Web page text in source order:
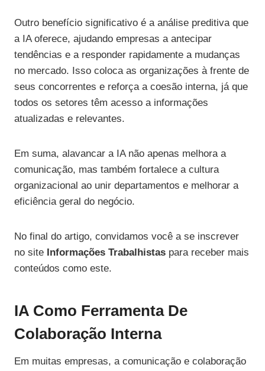
Outro benefício significativo é a análise preditiva que
a IA oferece, ajudando empresas a antecipar
tendências e a responder rapidamente a mudanças
no mercado. Isso coloca as organizações à frente de
seus concorrentes e reforça a coesão interna, já que
todos os setores têm acesso a informações
atualizadas e relevantes.
Em suma, alavancar a IA não apenas melhora a
comunicação, mas também fortalece a cultura
organizacional ao unir departamentos e melhorar a
eficiência geral do negócio.
No final do artigo, convidamos você a se inscrever
no site Informações Trabalhistas para receber mais
conteúdos como este.
IA Como Ferramenta De
Colaboração Interna
Em muitas empresas, a comunicação e colaboração